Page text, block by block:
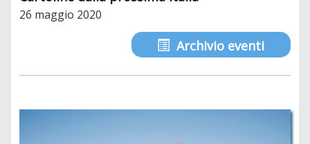
26 maggio 2020
Archivio eventi